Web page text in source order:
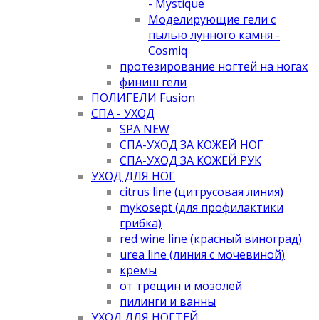
- Mystique
Моделирующие гели с
пылью лунного камня -
Cosmiq
протезирование ногтей на ногах
финиш гели
ПОЛИГЕЛИ Fusion
СПА - УХОД
SPA NEW
СПА-УХОД ЗА КОЖЕЙ НОГ
СПА-УХОД ЗА КОЖЕЙ РУК
УХОД ДЛЯ НОГ
citrus line (цитрусовая линия)
mykosept (для профилактики
грибка)
red wine line (красный виноград)
urea line (линия с мочевиной)
кремы
от трещин и мозолей
пилинги и ванны
УХОД ДЛЯ НОГТЕЙ